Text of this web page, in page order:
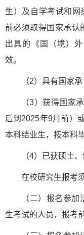
生）及自学考试和网
前必须取得国家承认
出具的《国（境）
效。
（2）具有国家
（3）获得国家
后到2025年9月前）
本科结业生，按本科
（4）已获硕士
在校研究生报考
（二）报名参
生考试的人员，报考